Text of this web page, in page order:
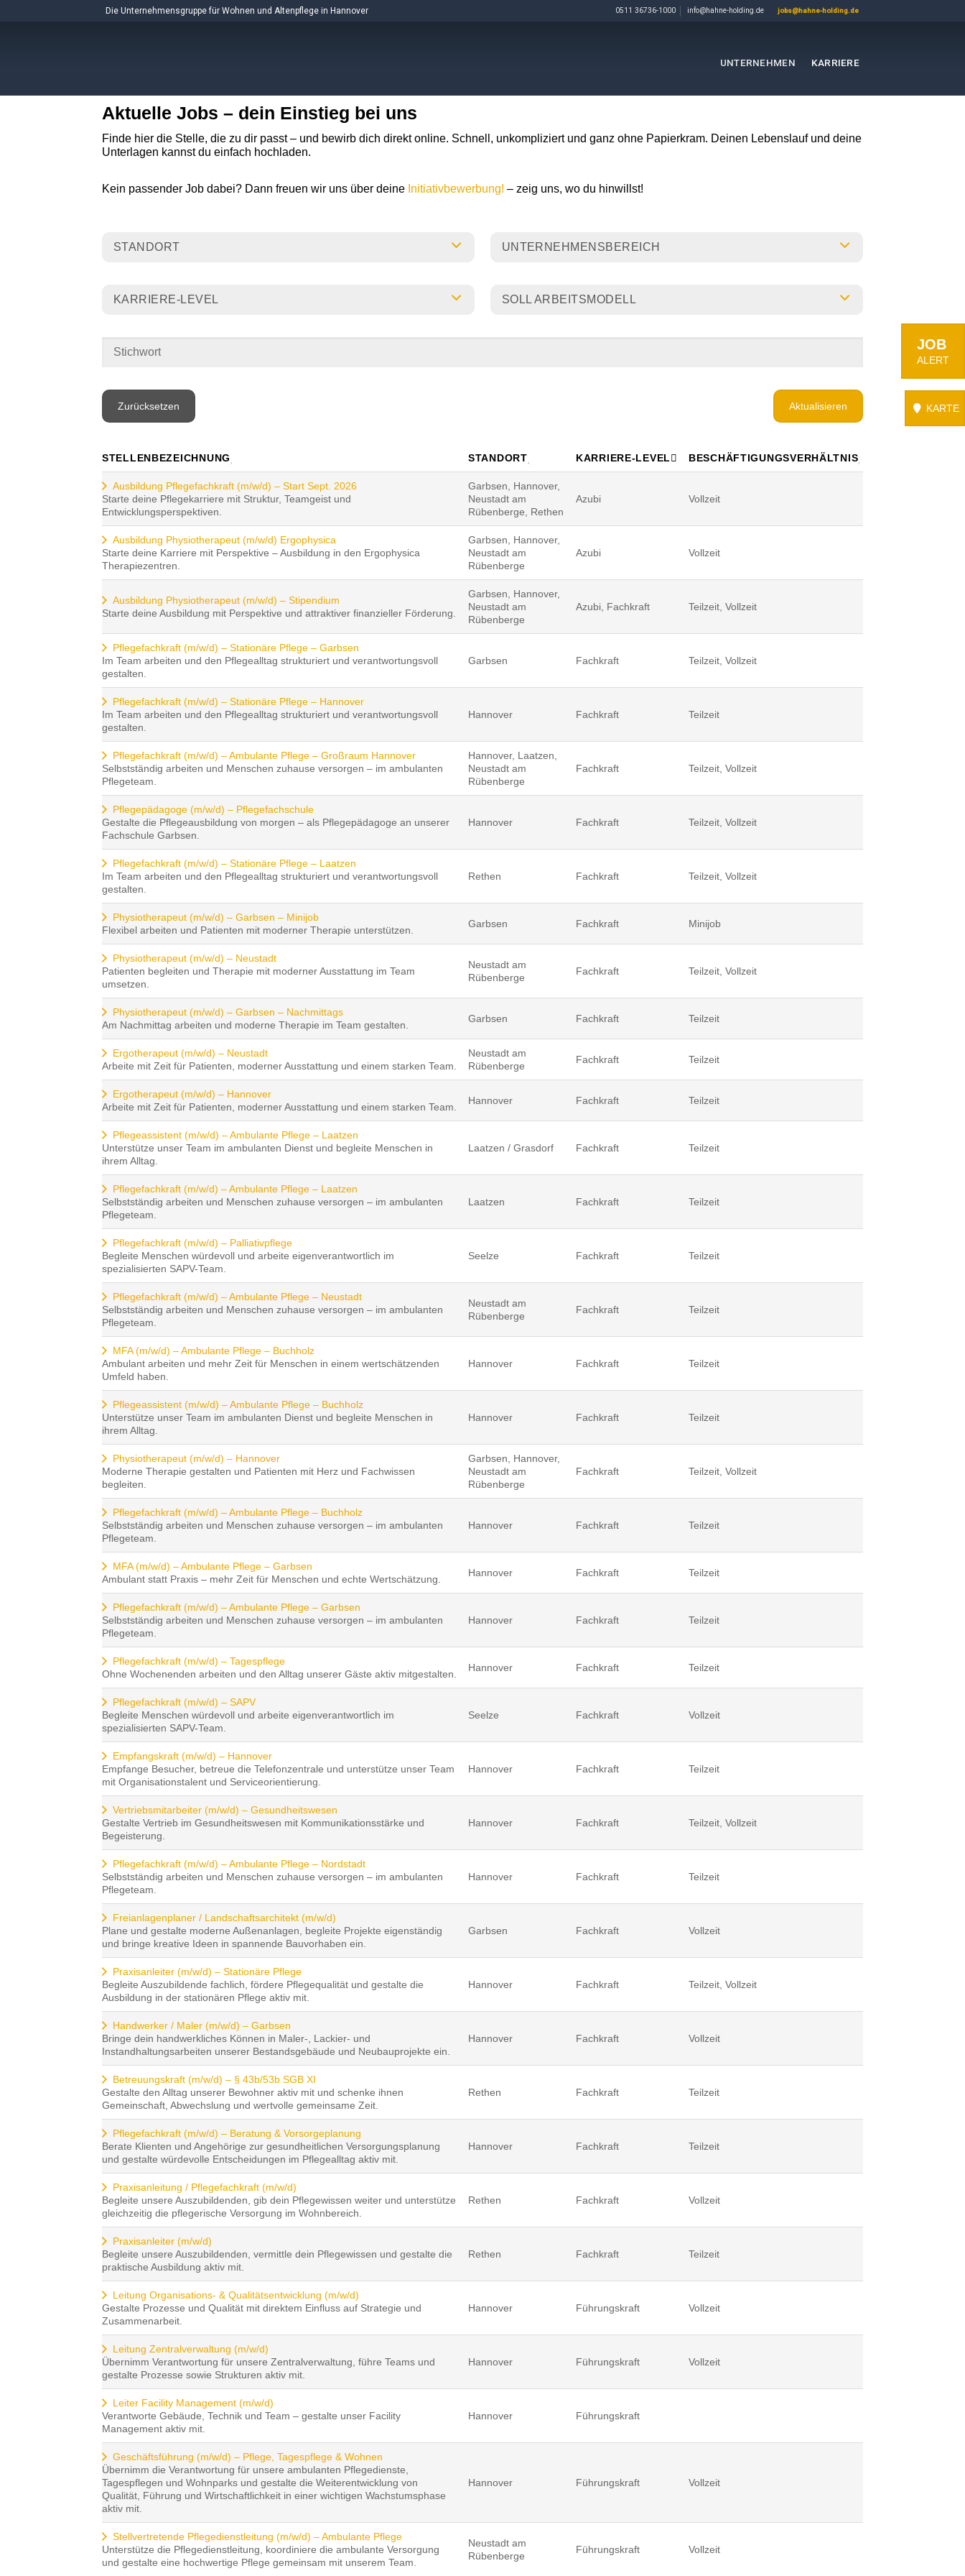
Die Unternehmensgruppe für Wohnen und Altenpflege in Hannover 0511 36736-1000 info@hahne-holding.de jobs@hahne-holding.de
UNTERNEHMEN KARRIERE
Aktuelle Jobs – dein Einstieg bei uns
Finde hier die Stelle, die zu dir passt – und bewirb dich direkt online. Schnell, unkompliziert und ganz ohne Papierkram. Deinen Lebenslauf und deine
Unterlagen kannst du einfach hochladen.
Kein passender Job dabei? Dann freuen wir uns über deine Initiativbewerbung! – zeig uns, wo du hinwillst!
STANDORT UNTERNEHMENSBEREICH
KARRIERE-LEVEL SOLL ARBEITSMODELL
Zurücksetzen Aktualisieren
STELLENBEZEICHNUNG STANDORT KARRIERE-LEVEL BESCHÄFTIGUNGSVERHÄLTNIS
Ausbildung Pflegefachkraft (m/w/d) – Start Sept. 2026
Starte deine Pflegekarriere mit Struktur, Teamgeist und
Entwicklungsperspektiven.
Garbsen, Hannover,
Neustadt am
Rübenberge, Rethen
Azubi Vollzeit
Ausbildung Physiotherapeut (m/w/d) Ergophysica
Starte deine Karriere mit Perspektive – Ausbildung in den Ergophysica
Therapiezentren.
Garbsen, Hannover,
Neustadt am
Rübenberge
Azubi Vollzeit
Ausbildung Physiotherapeut (m/w/d) – Stipendium
Starte deine Ausbildung mit Perspektive und attraktiver finanzieller Förderung.
Garbsen, Hannover,
Neustadt am
Rübenberge
Azubi, Fachkraft Teilzeit, Vollzeit
Pflegefachkraft (m/w/d) – Stationäre Pflege – Garbsen
Im Team arbeiten und den Pflegealltag strukturiert und verantwortungsvoll
gestalten.
Garbsen Fachkraft Teilzeit, Vollzeit
Pflegefachkraft (m/w/d) – Stationäre Pflege – Hannover
Im Team arbeiten und den Pflegealltag strukturiert und verantwortungsvoll
gestalten.
Hannover Fachkraft Teilzeit
Pflegefachkraft (m/w/d) – Ambulante Pflege – Großraum Hannover
Selbstständig arbeiten und Menschen zuhause versorgen – im ambulanten
Pflegeteam.
Hannover, Laatzen,
Neustadt am
Rübenberge
Fachkraft Teilzeit, Vollzeit
Pflegepädagoge (m/w/d) – Pflegefachschule
Gestalte die Pflegeausbildung von morgen – als Pflegepädagoge an unserer
Fachschule Garbsen.
Hannover Fachkraft Teilzeit, Vollzeit
Pflegefachkraft (m/w/d) – Stationäre Pflege – Laatzen
Im Team arbeiten und den Pflegealltag strukturiert und verantwortungsvoll
gestalten.
Rethen Fachkraft Teilzeit, Vollzeit
Physiotherapeut (m/w/d) – Garbsen – Minijob
Flexibel arbeiten und Patienten mit moderner Therapie unterstützen.
Garbsen Fachkraft Minijob
Physiotherapeut (m/w/d) – Neustadt
Patienten begleiten und Therapie mit moderner Ausstattung im Team
umsetzen.
Neustadt am
Rübenberge
Fachkraft Teilzeit, Vollzeit
Physiotherapeut (m/w/d) – Garbsen – Nachmittags
Am Nachmittag arbeiten und moderne Therapie im Team gestalten.
Garbsen Fachkraft Teilzeit
Ergotherapeut (m/w/d) – Neustadt
Arbeite mit Zeit für Patienten, moderner Ausstattung und einem starken Team.
Neustadt am
Rübenberge
Fachkraft Teilzeit
Ergotherapeut (m/w/d) – Hannover
Arbeite mit Zeit für Patienten, moderner Ausstattung und einem starken Team.
Hannover Fachkraft Teilzeit
Pflegeassistent (m/w/d) – Ambulante Pflege – Laatzen
Unterstütze unser Team im ambulanten Dienst und begleite Menschen in
ihrem Alltag.
Laatzen / Grasdorf Fachkraft Teilzeit
Pflegefachkraft (m/w/d) – Ambulante Pflege – Laatzen
Selbstständig arbeiten und Menschen zuhause versorgen – im ambulanten
Pflegeteam.
Laatzen Fachkraft Teilzeit
Pflegefachkraft (m/w/d) – Palliativpflege
Begleite Menschen würdevoll und arbeite eigenverantwortlich im
spezialisierten SAPV-Team.
Seelze Fachkraft Teilzeit
Pflegefachkraft (m/w/d) – Ambulante Pflege – Neustadt
Selbstständig arbeiten und Menschen zuhause versorgen – im ambulanten
Pflegeteam.
Neustadt am
Rübenberge
Fachkraft Teilzeit
MFA (m/w/d) – Ambulante Pflege – Buchholz
Ambulant arbeiten und mehr Zeit für Menschen in einem wertschätzenden
Umfeld haben.
Hannover Fachkraft Teilzeit
Pflegeassistent (m/w/d) – Ambulante Pflege – Buchholz
Unterstütze unser Team im ambulanten Dienst und begleite Menschen in
ihrem Alltag.
Hannover Fachkraft Teilzeit
Physiotherapeut (m/w/d) – Hannover
Moderne Therapie gestalten und Patienten mit Herz und Fachwissen
begleiten.
Garbsen, Hannover,
Neustadt am
Rübenberge
Fachkraft Teilzeit, Vollzeit
Pflegefachkraft (m/w/d) – Ambulante Pflege – Buchholz
Selbstständig arbeiten und Menschen zuhause versorgen – im ambulanten
Pflegeteam.
Hannover Fachkraft Teilzeit
MFA (m/w/d) – Ambulante Pflege – Garbsen
Ambulant statt Praxis – mehr Zeit für Menschen und echte Wertschätzung.
Hannover Fachkraft Teilzeit
Pflegefachkraft (m/w/d) – Ambulante Pflege – Garbsen
Selbstständig arbeiten und Menschen zuhause versorgen – im ambulanten
Pflegeteam.
Hannover Fachkraft Teilzeit
Pflegefachkraft (m/w/d) – Tagespflege
Ohne Wochenenden arbeiten und den Alltag unserer Gäste aktiv mitgestalten.
Hannover Fachkraft Teilzeit
Pflegefachkraft (m/w/d) – SAPV
Begleite Menschen würdevoll und arbeite eigenverantwortlich im
spezialisierten SAPV-Team.
Seelze Fachkraft Vollzeit
Empfangskraft (m/w/d) – Hannover
Empfange Besucher, betreue die Telefonzentrale und unterstütze unser Team
mit Organisationstalent und Serviceorientierung.
Hannover Fachkraft Teilzeit
Vertriebsmitarbeiter (m/w/d) – Gesundheitswesen
Gestalte Vertrieb im Gesundheitswesen mit Kommunikationsstärke und
Begeisterung.
Hannover Fachkraft Teilzeit, Vollzeit
Pflegefachkraft (m/w/d) – Ambulante Pflege – Nordstadt
Selbstständig arbeiten und Menschen zuhause versorgen – im ambulanten
Pflegeteam.
Hannover Fachkraft Teilzeit
Freianlagenplaner / Landschaftsarchitekt (m/w/d)
Plane und gestalte moderne Außenanlagen, begleite Projekte eigenständig
und bringe kreative Ideen in spannende Bauvorhaben ein.
Garbsen Fachkraft Vollzeit
Praxisanleiter (m/w/d) – Stationäre Pflege
Begleite Auszubildende fachlich, fördere Pflegequalität und gestalte die
Ausbildung in der stationären Pflege aktiv mit.
Hannover Fachkraft Teilzeit, Vollzeit
Handwerker / Maler (m/w/d) – Garbsen
Bringe dein handwerkliches Können in Maler-, Lackier- und
Instandhaltungsarbeiten unserer Bestandsgebäude und Neubauprojekte ein.
Hannover Fachkraft Vollzeit
Betreuungskraft (m/w/d) – § 43b/53b SGB XI
Gestalte den Alltag unserer Bewohner aktiv mit und schenke ihnen
Gemeinschaft, Abwechslung und wertvolle gemeinsame Zeit.
Rethen Fachkraft Teilzeit
Pflegefachkraft (m/w/d) – Beratung & Vorsorgeplanung
Berate Klienten und Angehörige zur gesundheitlichen Versorgungsplanung
und gestalte würdevolle Entscheidungen im Pflegealltag aktiv mit.
Hannover Fachkraft Teilzeit
Praxisanleitung / Pflegefachkraft (m/w/d)
Begleite unsere Auszubildenden, gib dein Pflegewissen weiter und unterstütze
gleichzeitig die pflegerische Versorgung im Wohnbereich.
Rethen Fachkraft Vollzeit
Praxisanleiter (m/w/d)
Begleite unsere Auszubildenden, vermittle dein Pflegewissen und gestalte die
praktische Ausbildung aktiv mit.
Rethen Fachkraft Teilzeit
Leitung Organisations- & Qualitätsentwicklung (m/w/d)
Gestalte Prozesse und Qualität mit direktem Einfluss auf Strategie und
Zusammenarbeit.
Hannover Führungskraft Vollzeit
Leitung Zentralverwaltung (m/w/d)
Übernimm Verantwortung für unsere Zentralverwaltung, führe Teams und
gestalte Prozesse sowie Strukturen aktiv mit.
Hannover Führungskraft Vollzeit
Leiter Facility Management (m/w/d)
Verantworte Gebäude, Technik und Team – gestalte unser Facility
Management aktiv mit.
Hannover Führungskraft
Geschäftsführung (m/w/d) – Pflege, Tagespflege & Wohnen
Übernimm die Verantwortung für unsere ambulanten Pflegedienste,
Tagespflegen und Wohnparks und gestalte die Weiterentwicklung von
Qualität, Führung und Wirtschaftlichkeit in einer wichtigen Wachstumsphase
aktiv mit.
Hannover Führungskraft Vollzeit
Stellvertretende Pflegedienstleitung (m/w/d) – Ambulante Pflege
Unterstütze die Pflegedienstleitung, koordiniere die ambulante Versorgung
und gestalte eine hochwertige Pflege gemeinsam mit unserem Team.
Neustadt am
Rübenberge
Führungskraft Vollzeit
JOB
ALERT
KARTE